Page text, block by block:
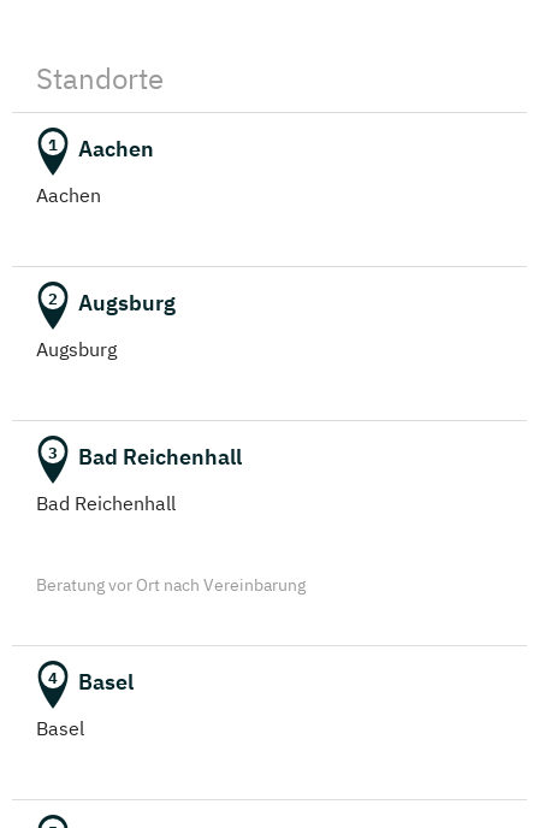
Standorte
1 Aachen
Aachen
2 Augsburg
Augsburg
3 Bad Reichenhall
Bad Reichenhall
Beratung vor Ort nach Vereinbarung
4 Basel
Basel